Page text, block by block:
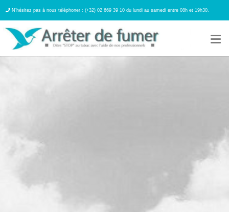
N’hésitez pas à nous téléphoner : (+32) 02 669 39 10 du lundi au samedi entre 08h et 19h30.